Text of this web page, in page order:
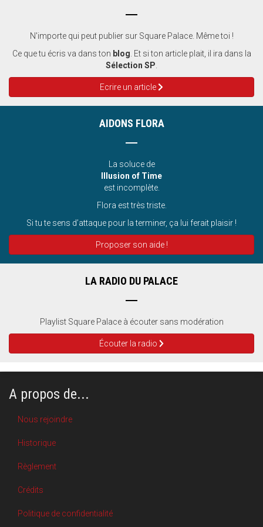
N'importe qui peut publier sur Square Palace. Même toi !
Ce que tu écris va dans ton blog . Et si ton article plait, il ira dans la
Sélection SP
Ecrire un article
AIDONS FLORA
La soluce de
Illusion of Time
est incomplète.
Flora est très triste.
Si tu te sens d’attaque pour la terminer, ça lui ferait plaisir !
Proposer son aide !
LA RADIO DU PALACE
Playlist Square Palace à écouter sans modération
Écouter la radio
A propos de...
Nous rejoindre
Historique
Règlement
Crédits
Politique de confidentialité